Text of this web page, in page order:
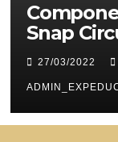
Snap
SVG
27/03/2022